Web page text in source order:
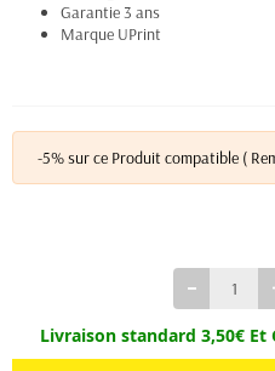
Garantie 3 ans
Marque UPrint
-5% sur ce Produit compatible (
Livraison standard 3,50€ Et